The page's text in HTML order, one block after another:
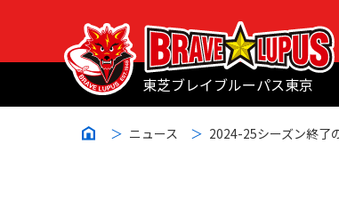
東芝ブレイブルーパス東京
ニュース 2024-25シーズン終了